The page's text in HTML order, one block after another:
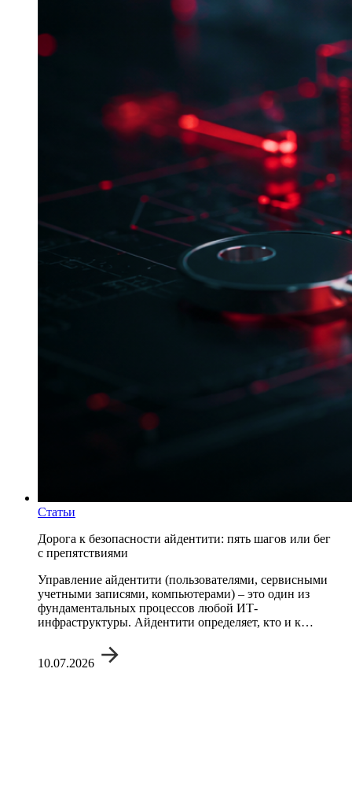
Статьи
Дорога к безопасности айдентити: пять шагов или бег
с препятствиями
Управление айдентити (пользователями, сервисными
учетными записями, компьютерами) – это один из
фундаментальных процессов любой ИТ-
инфраструктуры. Айдентити определяет, кто и к…
10.07.2026